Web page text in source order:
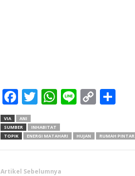
Facebook
Twitter
WhatsApp
LineCopy
VIA
ANI
SUMBER
INHABITAT
TOPIK
ENERGI MATAHARI HUJAN RUMAH PINTAR
Artikel Sebelumnya